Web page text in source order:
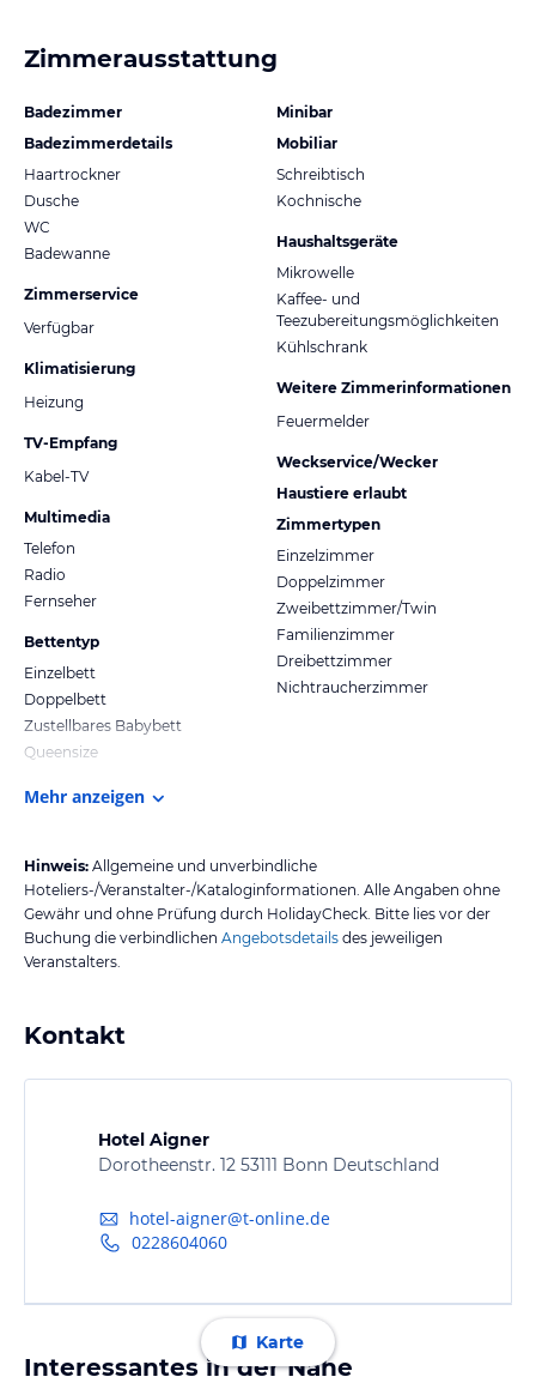
Zimmerausstattung
Badezimmer
Badezimmerdetails
Haartrockner
Dusche
WC
Badewanne
Zimmerservice
Verfügbar
Klimatisierung
Heizung
TV-Empfang
Kabel-TV
Multimedia
Telefon
Radio
Fernseher
Bettentyp
Einzelbett
Doppelbett
Zustellbares Babybett
Queensize
Minibar
Mobiliar
Schreibtisch
Kochnische
Haushaltsgeräte
Mikrowelle
Kaffee- und
Teezubereitungsmöglichkeiten
Kühlschrank
Weitere Zimmerinformationen
Feuermelder
Weckservice/Wecker
Haustiere erlaubt
Zimmertypen
Einzelzimmer
Doppelzimmer
Zweibettzimmer/Twin
Familienzimmer
Dreibettzimmer
Nichtraucherzimmer
Mehr anzeigen
Hinweis: Allgemeine und unverbindliche
Hoteliers-/Veranstalter-/Kataloginformationen. Alle Angaben ohne
Gewähr und ohne Prüfung durch HolidayCheck. Bitte lies vor der
Buchung die verbindlichen Angebotsdetails des jeweiligen
Veranstalters.
Kontakt
Hotel Aigner
Dorotheenstr. 12 53111 Bonn Deutschland
hotel-aigner@t-online.de
0228604060
Karte
Interessantes in der Nähe